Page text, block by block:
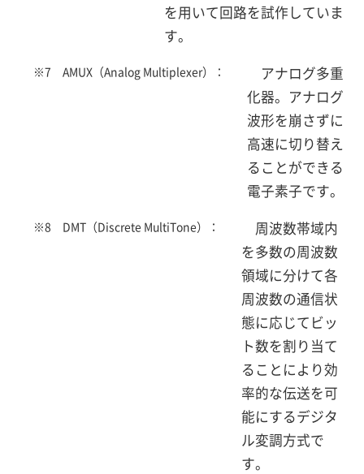
を用いて回路を試作していま
す。
※7 AMUX（Analog Multiplexer）：
アナログ多重
化器。アナログ
波形を崩さずに
高速に切り替え
ることができる
電子素子です。
※8 DMT（Discrete MultiTone）：
周波数帯域内
を多数の周波数
領域に分けて各
周波数の通信状
態に応じてビッ
ト数を割り当て
ることにより効
率的な伝送を可
能にするデジタ
ル変調方式で
す。